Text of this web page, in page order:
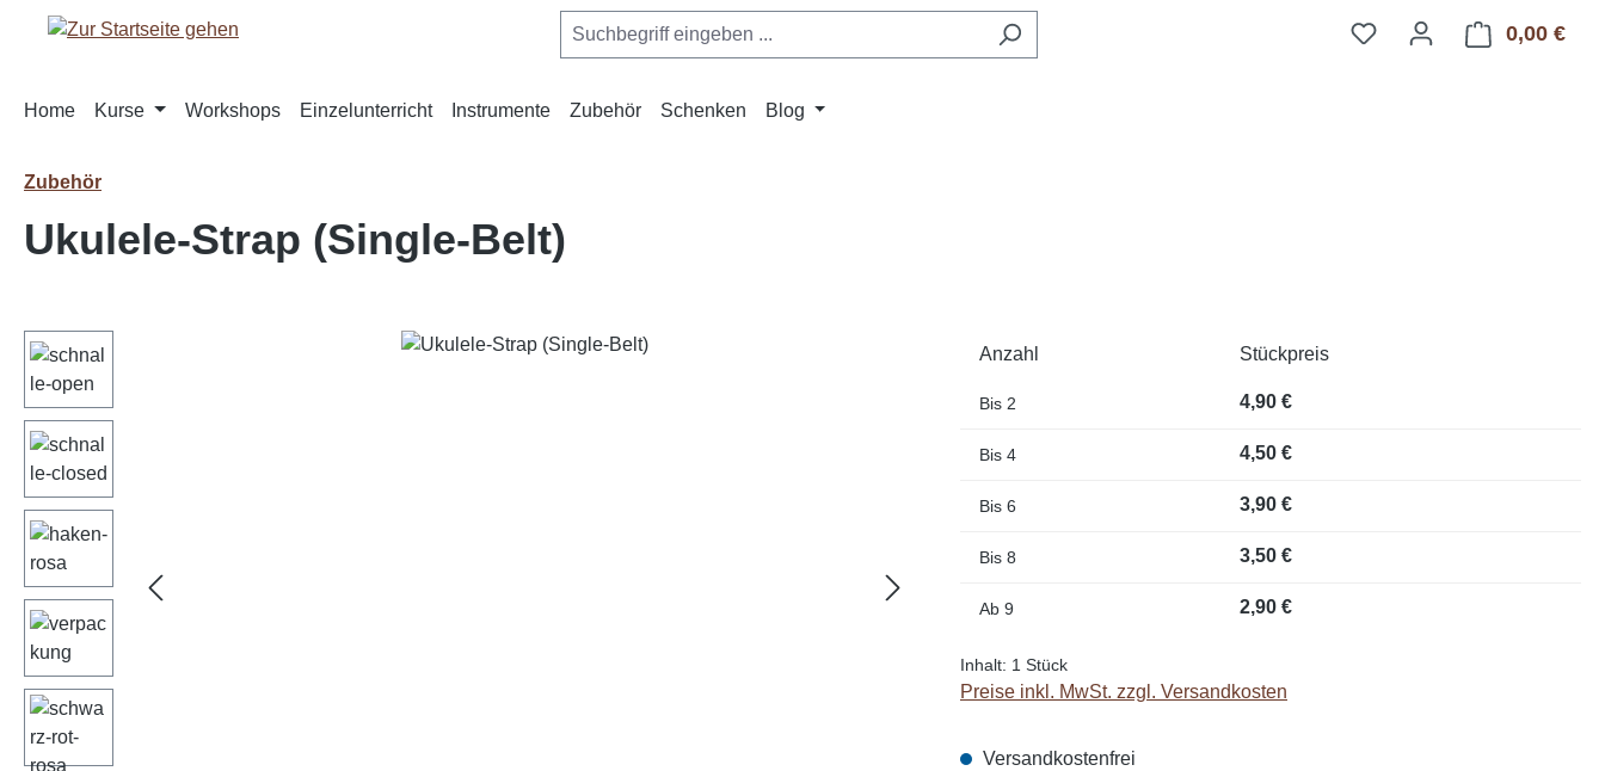
Hauptinhalt springen
Zur Suche springen
Zur Hauptnavigation springen 0,00 €
Home Kurse Workshops Einzelunterricht Instrumente Zubehör Schenken Blog
Zubehör
Ukulele-Strap (Single-Belt)
Bildergalerie überspringen
Anzahl Stückpreis
Bis 2 4,90 €
Bis 4 4,50 €
Bis 6 3,90 €
Bis 8 3,50 €
Ab 9 2,90 €
Inhalt: 1 Stück
Preise inkl. MwSt. zzgl. Versandkosten
Versandkostenfrei